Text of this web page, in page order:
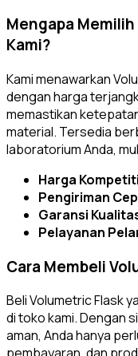
Mengapa
Kami?
Kami menawarkan
dengan harga
memastikan
material. Tersedia
laboratorium Anda,
Harga
Pengiriman
Garansi
Pelayanan
Cara Membeli
Beli Volumetric Flask
di toko kami. Dengan
aman, Anda hanya